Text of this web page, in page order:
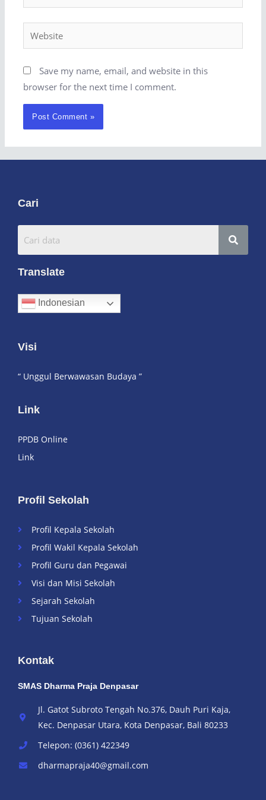
Save my name, email, and website in this
browser for the next time I comment.
Kontak
SMAS Dharma Praja Denpasar
Jl. Gatot Subroto Tengah No.376, Dauh Puri Kaja,
Kec. Denpasar Utara, Kota Denpasar, Bali 80233
Telepon: (0361) 422349
dharmapraja40@gmail.com
Profil Sekolah
Profil Kepala Sekolah
Profil Wakil Kepala Sekolah
Profil Guru dan Pegawai
Visi dan Misi Sekolah
Sejarah Sekolah
Tujuan Sekolah
Visi
“ Unggul Berwawasan Budaya ”
Link
PPDB Online
Link
Cari
Translate
Indonesian